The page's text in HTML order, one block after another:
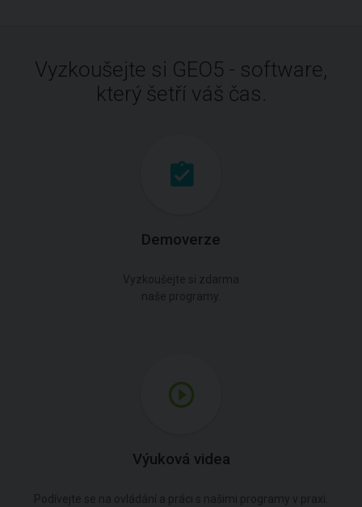
Vyzkoušejte si GEO5 - software,
který šetří váš čas.
Demoverze
Výuková videa